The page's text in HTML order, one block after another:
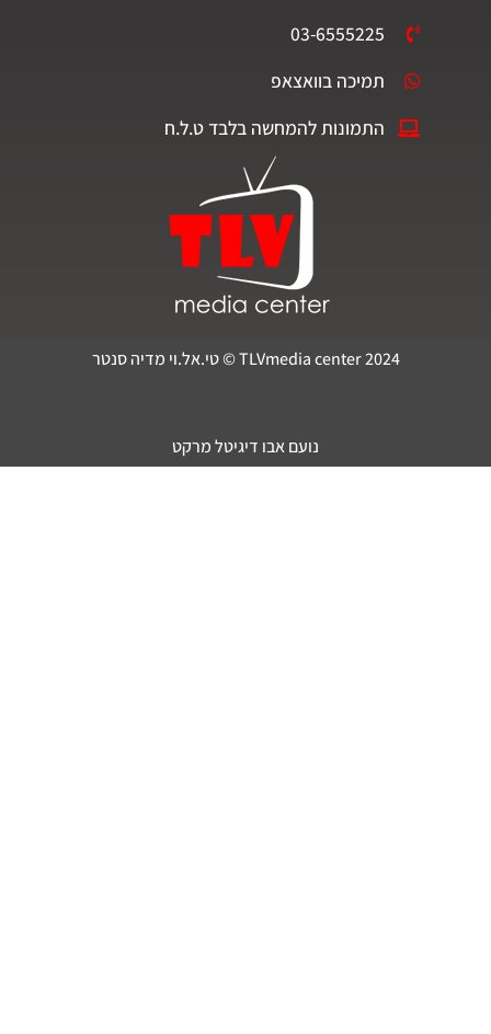
03-6555225
תמיכה בוואצאפ
התמונות להמחשה בלבד ט.ל.ח
נועם אבו דיגיטל מרקט
TLVmedia center 2024 © טי.אל.וי מדיה סנטר